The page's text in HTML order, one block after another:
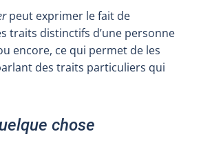
peut exprimer le fait de
traits distinctifs d’une personne
encore, ce qui permet de les
des traits particuliers qui
chose